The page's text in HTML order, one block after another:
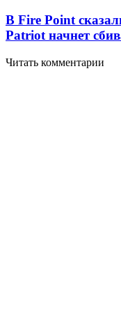
В Fire Point
Patriot начнет
Читать комментарии